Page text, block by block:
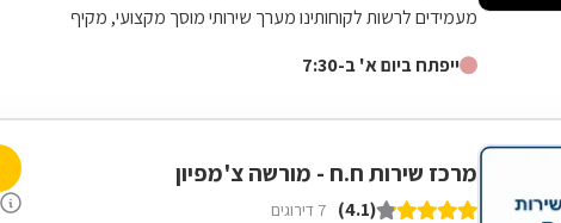
מעמידים לרשות לקוחותינו מערך שירותי מוסך מקצועי, מקיף
ייפתח ביום א' ב-7:30
מרכז שירות ח.ח - מורשה צ'מפיון
(4.1) 7 דירוגים